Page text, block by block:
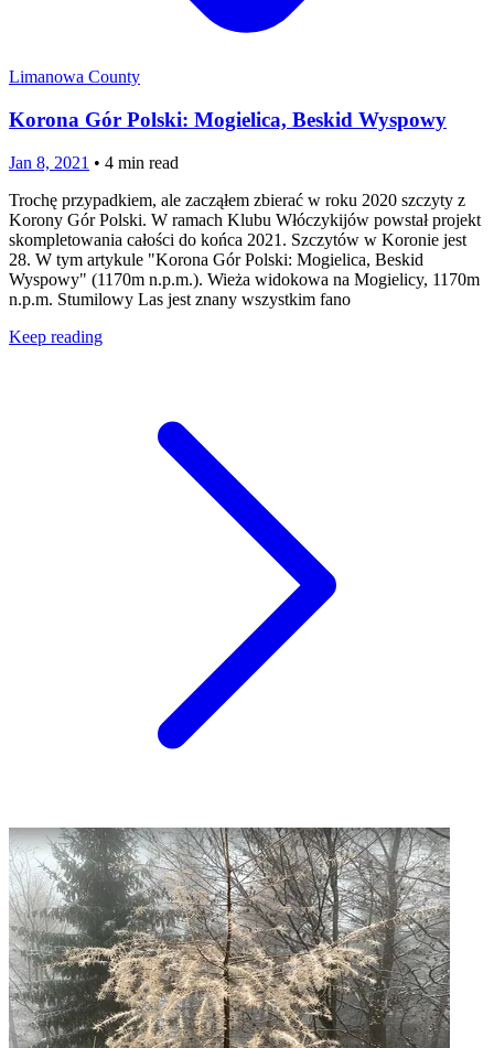
Limanowa County
Korona Gór Polski: Mogielica, Beskid Wyspowy
Jan 8, 2021 • 4 min read
Trochę przypadkiem, ale zacząłem zbierać w roku 2020 szczyty z
Korony Gór Polski. W ramach Klubu Włóczykijów powstał projekt
skompletowania całości do końca 2021. Szczytów w Koronie jest
28. W tym artykule "Korona Gór Polski: Mogielica, Beskid
Wyspowy" (1170m n.p.m.). Wieża widokowa na Mogielicy, 1170m
n.p.m. Stumilowy Las jest znany wszystkim fano
Keep reading